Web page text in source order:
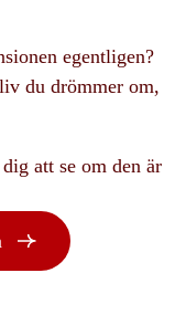
egentligen?
du drömmer om,
att se om den är